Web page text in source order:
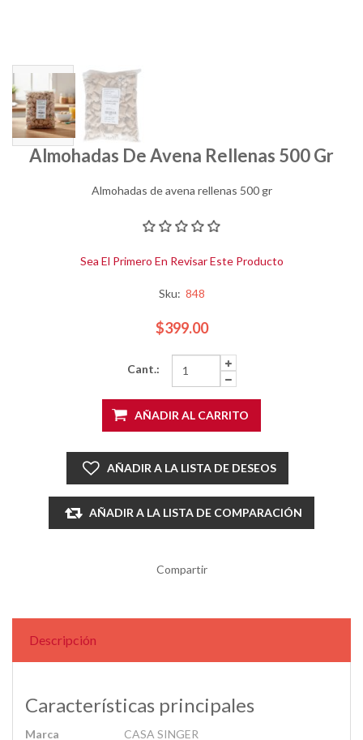
Almohadas De Avena Rellenas 500 Gr
Almohadas de avena rellenas 500 gr
Sea El Primero En Revisar Este Producto
Sku: 848
$399.00
Cant.:
AÑADIR AL CARRITO
AÑADIR A LA LISTA DE DESEOS
AÑADIR A LA LISTA DE COMPARACIÓN
Compartir
Descripción
Características principales
Marca
CASA SINGER